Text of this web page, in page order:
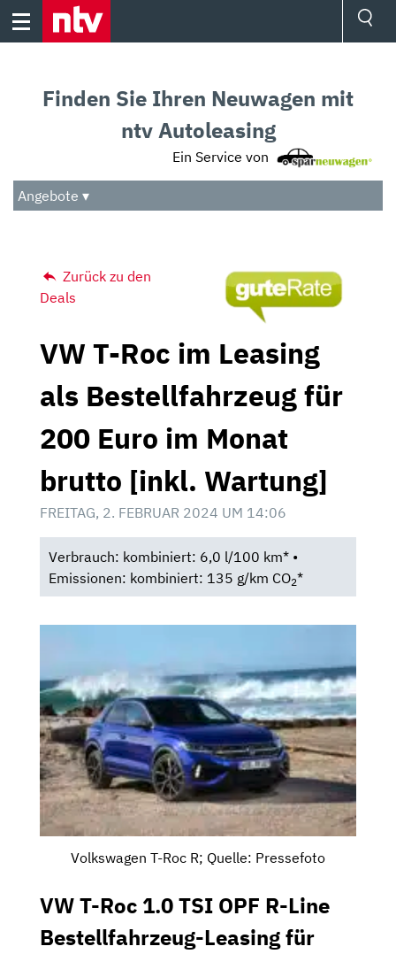
Skip
Audio
Das Beste
Finden Sie Ihren Neuwagen mit
ntv Autoleasing
Ein Service von
Angebote ▾
Zurück zu den
Deals
VW T-Roc im Leasing
als Bestellfahrzeug für
200 Euro im Monat
brutto [inkl. Wartung]
FREITAG, 2. FEBRUAR 2024 UM 14:06
Verbrauch: kombiniert: 6,0 l/100 km* •
Emissionen: kombiniert: 135 g/km CO2*
Volkswagen T-Roc R; Quelle: Pressefoto
VW T-Roc 1.0 TSI OPF R-Line
Bestellfahrzeug-Leasing für